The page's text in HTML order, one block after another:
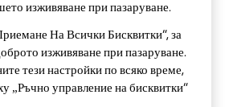
Shop
& Kaftans
или вече не съществува.
артикул или категория в лентата за
изживяване при пазаруване.
На Всички Бисквитки“, за
изживяване при пазаруване.
тези настройки по всяко време,
„Ръчно управление на бисквитки“